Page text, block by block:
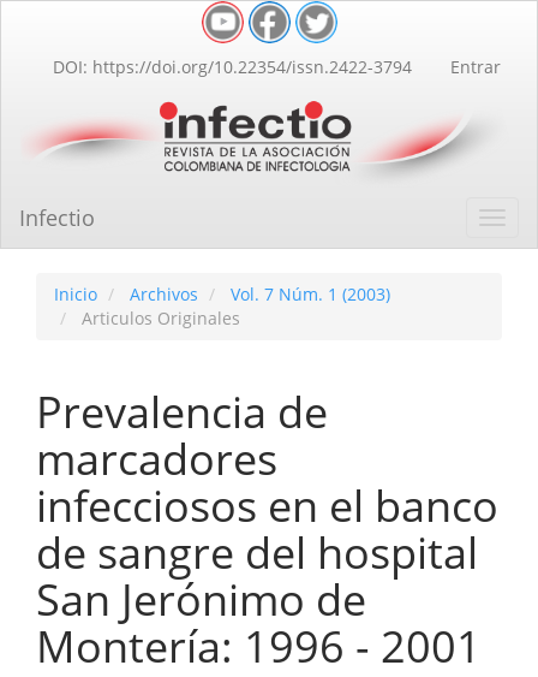
Contenido
principal
lateral
DOI: https://doi.org/10.22354/issn.2422-3794 Entrar
Infectio
Inicio Archivos
Vol. 7 Núm. 1 (2003)
Articulos Originales
Prevalencia de
marcadores
infecciosos en el banco
de sangre del hospital
San Jerónimo de
Montería: 1996 - 2001